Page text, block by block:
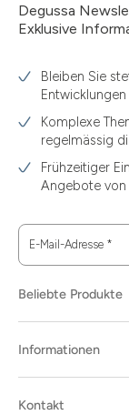
Degussa
Exklusive
Bleiben Sie
Komplexe
regelmässig
Frühzeitiger
Angebote von
E-Mail-Adresse *
Beliebte Produkte
Informationen
Kontakt